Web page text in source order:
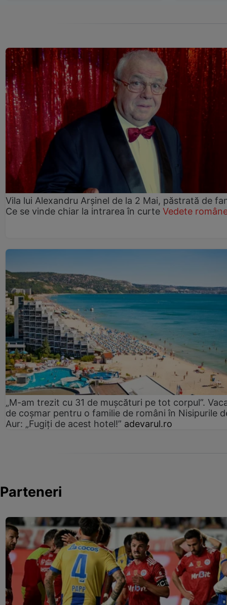
Vila lui Alexandru Arșinel de la 2 Mai, păstrată de
Ce se vinde chiar la intrarea în curte Vedete
„M-am trezit cu 31 de mușcături pe tot corpul”.
de coșmar pentru o familie de români în Nisipurile
Aur: „Fugiți de acest hotel!” adevarul.ro
Parteneri